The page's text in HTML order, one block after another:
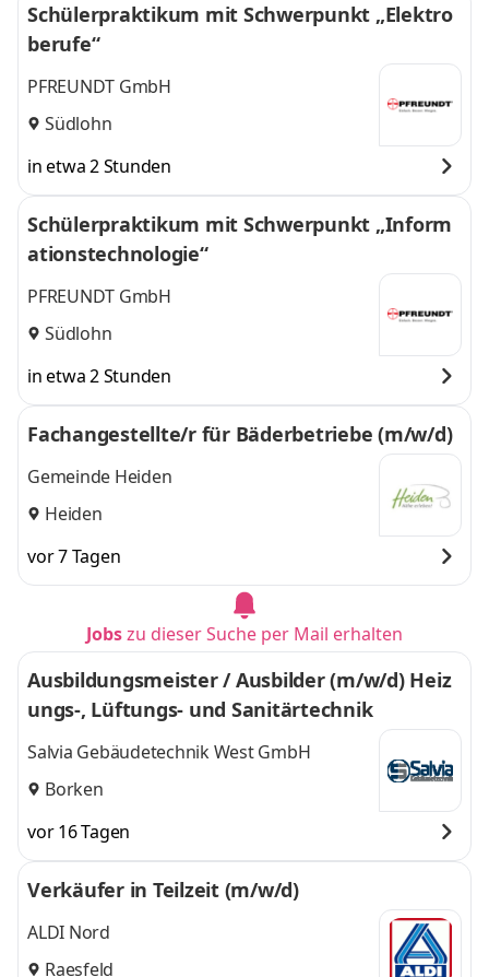
Schülerpraktikum mit Schwerpunkt „Elektro
berufe“
PFREUNDT GmbH
Südlohn
in etwa 2 Stunden
Schülerpraktikum mit Schwerpunkt „Inform
ationstechnologie“
PFREUNDT GmbH
Südlohn
in etwa 2 Stunden
Fachangestellte/r für Bäderbetriebe (m/w/d)
Gemeinde Heiden
Heiden
vor 7 Tagen
Jobszu dieser Suche per Mail erhalten
Ausbildungsmeister / Ausbilder (m/w/d) Heiz
ungs-, Lüftungs- und Sanitärtechnik
Salvia Gebäudetechnik West GmbH
Borken
vor 16 Tagen
Verkäufer in Teilzeit (m/w/d)
ALDI Nord
Raesfeld